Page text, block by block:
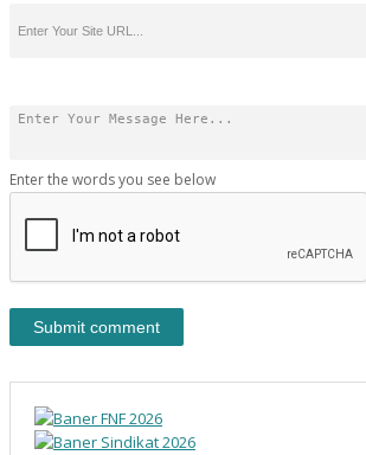
Enter the words you see below